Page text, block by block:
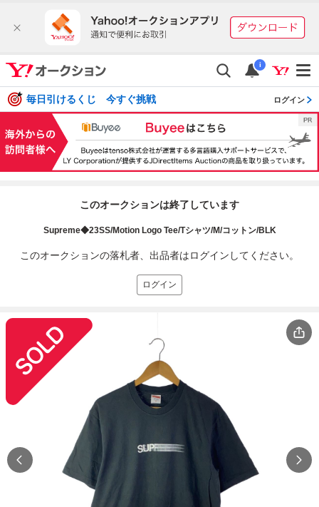
i
毎日引けるくじ 今すぐ挑戦 ログイン
このオークションは終了しています
Supreme◆23SS/Motion Logo Tee/Tシャツ/M/コットン/BLK
このオークションの落札者、出品者はログインしてください。
ログイン